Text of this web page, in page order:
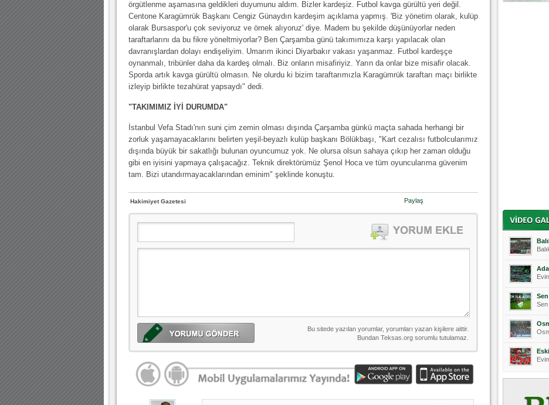
örgütlenme aşamasına geldikleri duyumunu aldım. Bizler kardeşiz. Futbol kavga gürültü yeri değil.
Centone Karagümrük Başkanı Cengiz Günaydın kardeşim açıklama yapmış. 'Biz yönetim olarak, kulüp
olarak Bursaspor'u çok seviyoruz ve örnek alıyoruz' diye. Madem bu şekilde düşünüyorlar neden
taraftarlarını da bu fikre yöneltmiyorlar? Ben Çarşamba günü takımımıza karşı yapılacak olan
davranışlardan dolayı endişeliyim. Umarım ikinci Diyarbakır vakası yaşanmaz. Futbol kardeşçe
oynanmalı, tribünler daha da kardeş olmalı. Biz onların misafiriyiz. Yarın da onlar bize misafir olacak.
Sporda artık kavga gürültü olmasın. Ne olurdu ki bizim taraftarımızla Karagümrük taraftarı maçı birlikte
izleyip birlikte tezahürat yapsaydı" dedi.
"TAKIMIMIZ İYİ DURUMDA"
İstanbul Vefa Stadı'nın suni çim zemin olması dışında Çarşamba günkü maçta sahada herhangi bir
zorluk yaşamayacaklarını belirten yeşil-beyazlı kulüp başkanı Bölükbaşı, "Kart cezalısı futbolcularımız
dışında büyük bir sakatlığı bulunan oyuncumuz yok. Ne olursa olsun sahaya çıkıp her zaman olduğu
gibi en iyisini yapmaya çalışacağız. Teknik direktörümüz Şenol Hoca ve tüm oyuncularıma güvenim
tam. Bizi utandırmayacaklarından eminim" şeklinde konuştu.
Hakimiyet Gazetesi Paylaş
Sen